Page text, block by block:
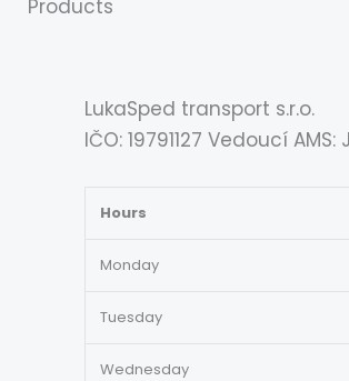
Products
LukaSped transport s.r.o.
IČO: 19791127 Vedoucí
Hours
Monday
Tuesday
Wednesday